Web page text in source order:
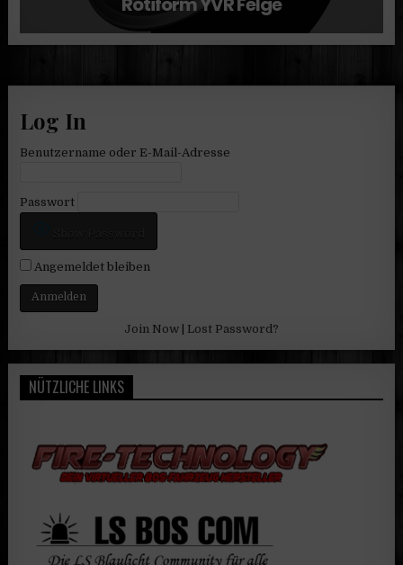
Log In
Benutzername oder E-Mail-Adresse
Passwort
Show Password
Angemeldet bleiben
Join Now Lost Password?
NÜTZLICHE LINKS